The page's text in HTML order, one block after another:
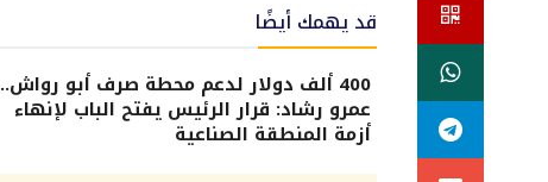
قد يهمك أيضًا
400 ألف دولار لدعم محطة صرف أبو رواش..
عمرو رشاد: قرار الرئيس يفتح الباب لإنهاء
أزمة المنطقة الصناعية